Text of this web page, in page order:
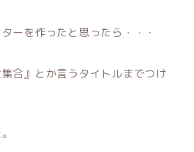
ーを作ったと思ったら・・・
合』とか言うタイトルまでつけ